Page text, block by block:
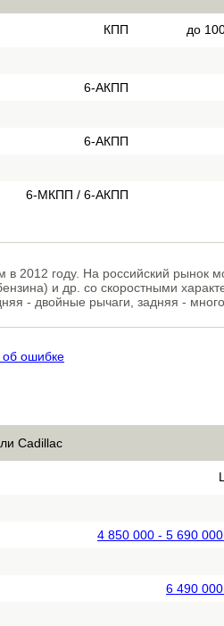
КПП до
6-АКПП
6-АКПП
6-МКПП / 6-АКПП
2012 году. На российский рынок
и др. со скоростными
- двойные рычаги, задняя -
ошибке
Cadillac
4 850 000 - 5 690 000
6 490 000